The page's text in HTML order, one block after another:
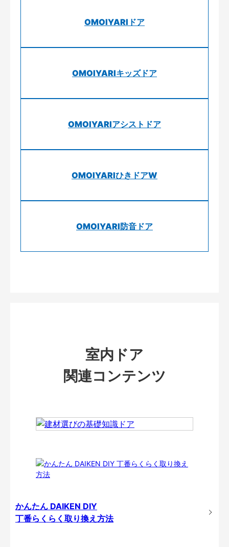
OMOIYARIドア
OMOIYARIキッズドア
OMOIYARIアシストドア
OMOIYARIひきドアW
OMOIYARI防音ドア
室内ドア
関連コンテンツ
かんたん DAIKEN DIY
丁番らくらく取り換え方法